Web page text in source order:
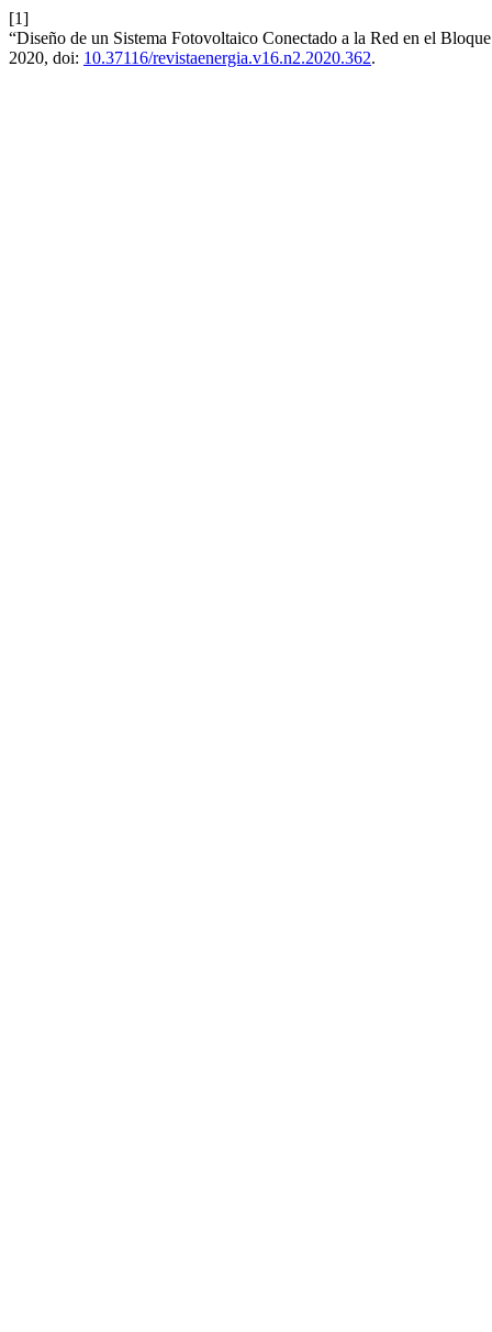
[1]
“Diseño de un Sistema Fotovoltaico Conectado a la Red en el
2020, doi: 10.37116/revistaenergia.v16.n2.2020.362.